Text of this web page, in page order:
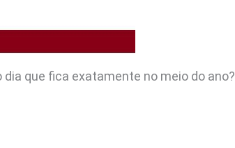
que fica exatamente no meio do ano?